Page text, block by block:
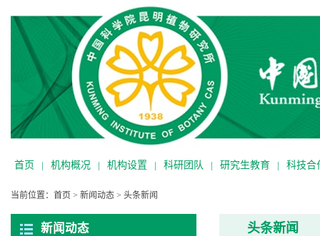
首页 | 机构概况 | 机构设置 | 科研团队 | 研究生教育 | 科技合
当前位置： 首页 > 新闻动态 > 头条新闻
新闻动态 头条新闻